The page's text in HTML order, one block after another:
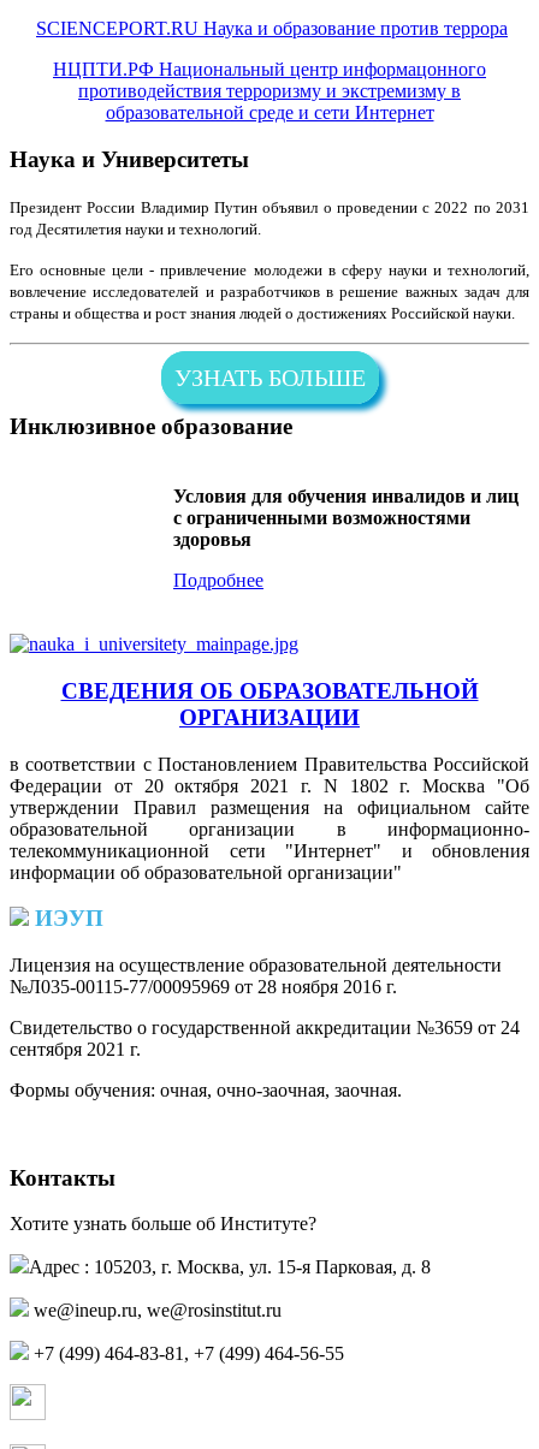
SCIENCEPORT.RU Наука и образование против террора
НЦПТИ.РФ Национальный центр информацонного
противодействия терроризму и экстремизму в
образовательной среде и сети Интернет
Наука и Университеты
Президент России Владимир Путин объявил о проведении с 2022 по 2031
год Десятилетия науки и технологий.
Его основные цели - привлечение молодежи в сферу науки и технологий,
вовлечение исследователей и разработчиков в решение важных задач для
страны и общества и рост знания людей о достижениях Российской науки.
УЗНАТЬ БОЛЬШЕ
Инклюзивное образование
Условия для обучения инвалидов и лиц
с ограниченными возможностями
здоровья
Подробнее
СВЕДЕНИЯ ОБ ОБРАЗОВАТЕЛЬНОЙ
ОРГАНИЗАЦИИ
в соответствии с Постановлением Правительства Российской
Федерации от 20 октября 2021 г. N 1802 г. Москва "Об
утверждении Правил размещения на официальном сайте
образовательной организации в информационно-
телекоммуникационной сети "Интернет" и обновления
информации об образовательной организации"
ИЭУП
Лицензия на осуществление образовательной деятельности
№Л035-00115-77/00095969 от 28 ноября 2016 г.
Свидетельство о государственной аккредитации №3659 от 24
сентября 2021 г.
Формы обучения: очная, очно-заочная, заочная.
Контакты
Хотите узнать больше об Институте?
Адрес : 105203, г. Москва, ул. 15-я Парковая, д. 8
,
+7 (499) 464-83-81, +7 (499) 464-56-55